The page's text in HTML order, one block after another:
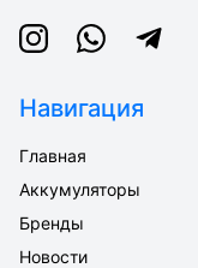
InstagramWhatsappTelegram
Навигация
Главная
Аккумуляторы
Бренды
Новости